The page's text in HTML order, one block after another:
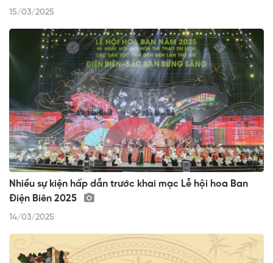
15/03/2025
Nhiều sự kiện hấp dẫn trước khai mạc Lễ hội hoa Ban
Điện Biên 2025
14/03/2025